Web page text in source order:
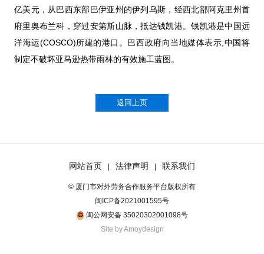
亿美元，从巴西东部巴伊亚州的伊列乌斯，经西北部阿克里州首
府里奥布兰科，穿过安第斯山脉，抵达钱凯港。钱凯港是中国远
洋海运(COSCO)所建的港口。巴西政府向当地媒体表示,中国将
制定不破坏亚马逊热带雨林的有效施工蓝图。
返回上页
网站首页 法律声明 联系我们
© 厦门市对外劳务合作服务平台版权所有
闽ICP备2021001595号
闽公网安备 35020302001098号
Site by Amoydesign